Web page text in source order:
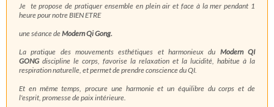
Je te propose de pratiquer ensemble en plein air et face à la mer pendant 1
heure pour notre BIEN ETRE
une séance deModern Qi Gong.
La pratique des mouvements esthétiques et harmonieux du Modern QI
GONGdiscipline le corps, favorise la relaxation et la lucidité, habitue à la
respiration naturelle, et permet de prendre conscience du QI.
Et en même temps, procure une harmonie et un équilibre du corps et de
l'esprit, promesse de paix intérieure.